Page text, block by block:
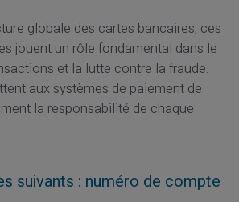
globale des cartes bancaires, ces
jouent un rôle fondamental dans le
et la lutte contre la fraude.
aux systèmes de paiement de
la responsabilité de chaque
suivants : numéro de compte